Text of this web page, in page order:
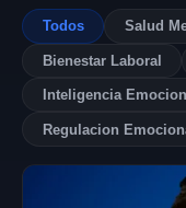
Todos Salud
Bienestar Laboral
Inteligencia
Regulacion